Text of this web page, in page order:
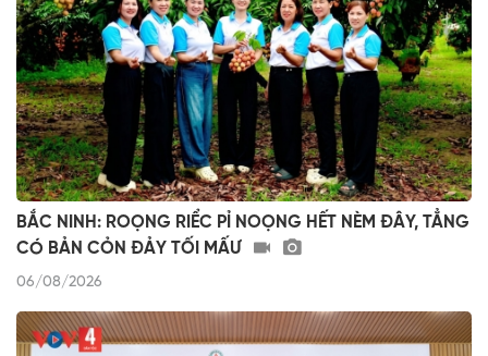
BẮC NINH: ROỌNG RIỂC PỈ NOỌNG HẾT NÈM ĐÂY, TẲNG
CÓ BẢN CỎN ĐẢY TỐI MẤƯ
06/08/2026